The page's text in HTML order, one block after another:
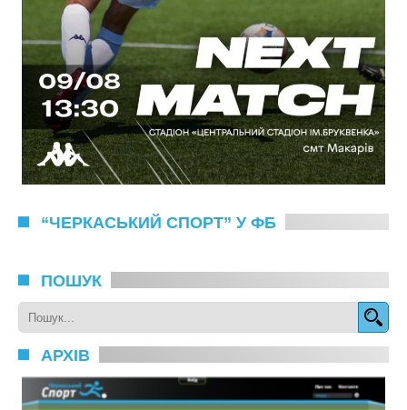
“ЧЕРКАСЬКИЙ СПОРТ” У ФБ
ПОШУК
АРХІВ